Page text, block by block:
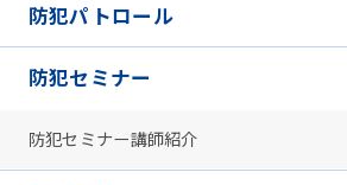
防犯パトロール
防犯セミナー
防犯セミナー講師紹介